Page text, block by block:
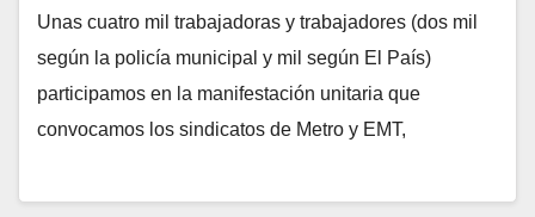
Unas cuatro mil trabajadoras y trabajadores (dos mil
según la policía municipal y mil según El País)
participamos en la manifestación unitaria que
convocamos los sindicatos de Metro y EMT,